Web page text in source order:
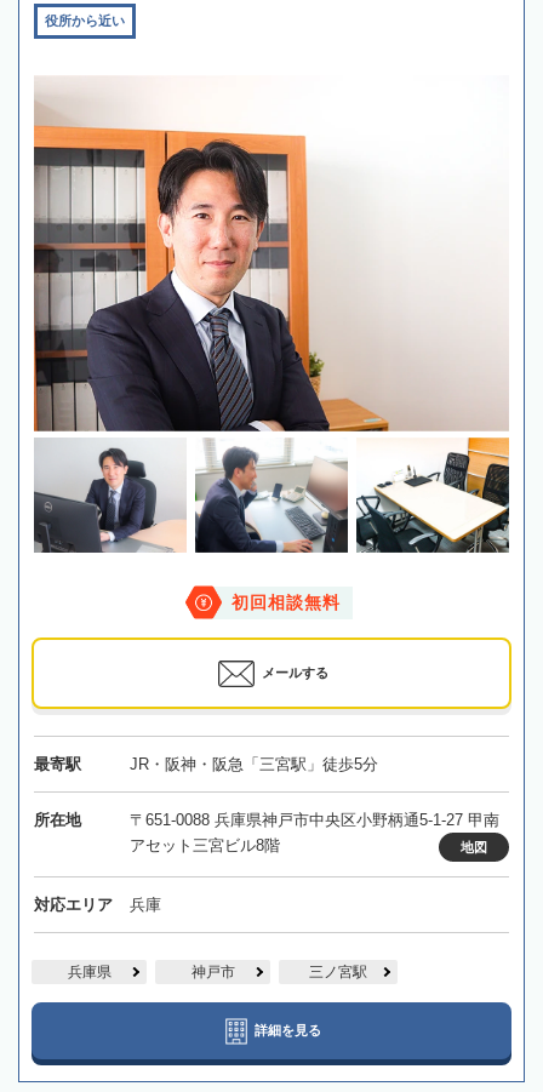
役所から近い
初回相談無料
メールする
最寄駅 JR・阪神・阪急「三宮駅」徒歩5分
所在地
〒651-0088 兵庫県神戸市中央区小野柄通5-1-27 甲南
アセット三宮ビル8階
地図
対応エリア 兵庫
兵庫県 神戸市 三ノ宮駅
詳細を見る